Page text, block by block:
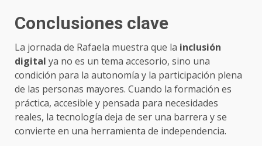
Conclusiones clave
La jornada de Rafaela muestra que la inclusión
digital ya no es un tema accesorio, sino una
condición para la autonomía y la participación plena
de las personas mayores. Cuando la formación es
práctica, accesible y pensada para necesidades
reales, la tecnología deja de ser una barrera y se
convierte en una herramienta de independencia.